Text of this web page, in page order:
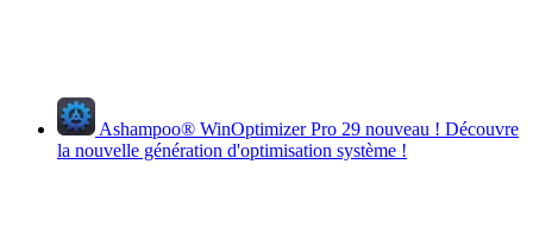
Ashampoo® WinOptimizer Pro 29 nouveau ! Découvre
la nouvelle génération d'optimisation système !